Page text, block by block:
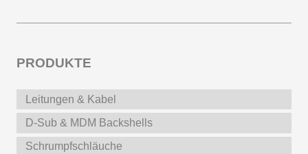
PRODUKTE
Leitungen & Kabel
D-Sub & MDM Backshells
Schrumpfschläuche